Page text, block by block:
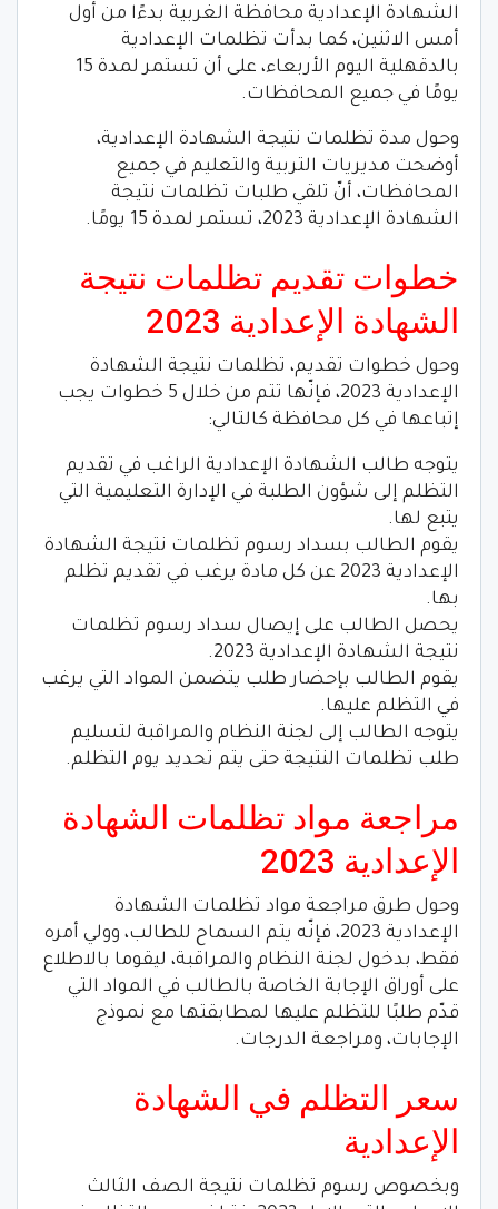
الشهادة الإعدادية محافظة الغربية بدءًا من أول
أمس الاثنين، كما بدأت تظلمات الإعدادية
بالدقهلية اليوم الأربعاء، على أن تستمر لمدة 15
يومًا في جميع المحافظات.
وحول مدة تظلمات نتيجة الشهادة الإعدادية،
أوضحت مديريات التربية والتعليم في جميع
المحافظات، أنّ تلقي طلبات تظلمات نتيجة
الشهادة الإعدادية 2023، تستمر لمدة 15 يومًا.
خطوات تقديم تظلمات نتيجة
الشهادة الإعدادية 2023
وحول خطوات تقديم، تظلمات نتيجة الشهادة
الإعدادية 2023، فإنّها تتم من خلال 5 خطوات يجب
إتباعها في كل محافظة كالتالي:
يتوجه طالب الشهادة الإعدادية الراغب في تقديم
التظلم إلى شؤون الطلبة في الإدارة التعليمية التي
يتبع لها.
يقوم الطالب بسداد رسوم تظلمات نتيجة الشهادة
الإعدادية 2023 عن كل مادة يرغب في تقديم تظلم
بها.
يحصل الطالب على إيصال سداد رسوم تظلمات
نتيجة الشهادة الإعدادية 2023.
يقوم الطالب بإحضار طلب يتضمن المواد التي يرغب
في التظلم عليها.
يتوجه الطالب إلى لجنة النظام والمراقبة لتسليم
طلب تظلمات النتيجة حتى يتم تحديد يوم التظلم.
مراجعة مواد تظلمات الشهادة
الإعدادية 2023
وحول طرق مراجعة مواد تظلمات الشهادة
الإعدادية 2023، فإنّه يتم السماح للطالب، وولي أمره
فقط، بدخول لجنة النظام والمراقبة، ليقوما بالاطلاع
على أوراق الإجابة الخاصة بالطالب في المواد التي
قدّم طلبًا للتظلم عليها لمطابقتها مع نموذج
الإجابات، ومراجعة الدرجات.
سعر التظلم في الشهادة
الإعدادية
وبخصوص رسوم تظلمات نتيجة الصف الثالث